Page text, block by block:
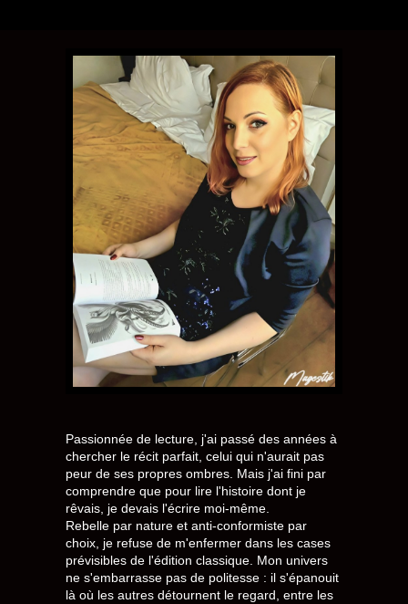
Passionnée de lecture, j'ai passé des années à
chercher le récit parfait, celui qui n'aurait pas
peur de ses propres ombres. Mais j'ai fini par
comprendre que pour lire l'histoire dont je
rêvais, je devais l'écrire moi-même.
Rebelle par nature et anti-conformiste par
choix, je refuse de m'enfermer dans les cases
prévisibles de l'édition classique. Mon univers
ne s'embarrasse pas de politesse : il s'épanouit
là où les autres détournent le regard, entre les